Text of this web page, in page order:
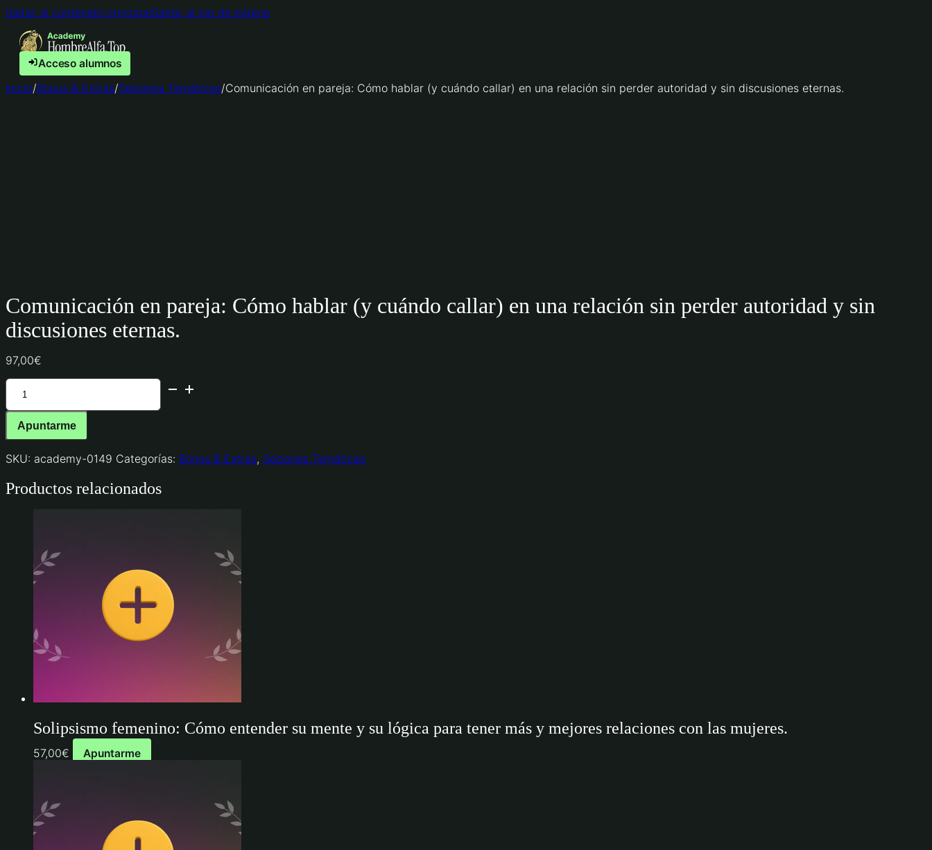
Saltar al contenido principalSaltar al pie de página
Acceso alumnos
Inicio/Bonus & Extras/Sesiones Temáticas/Comunicación en pareja: Cómo hablar (y cuándo callar) en una relación sin perder autoridad y sin discusiones eternas.
Comunicación en pareja: Cómo hablar (y cuándo callar) en una relación sin perder autoridad y sin
discusiones eternas.
97,00€
Comunicación
pareja:
Cómo
hablar
(y
cuándo
callar)
en
autoridad
cantidad
Apuntarme
SKU: academy-0149 Categorías: Bonus & Extras, Sesiones Temáticas
Productos relacionados
Solipsismo femenino: Cómo entender su mente y su lógica para tener más y mejores relaciones con las mujeres.
57,00€ Apuntarme